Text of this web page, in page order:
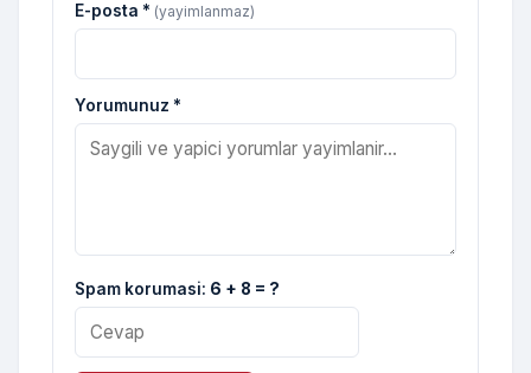
E-posta * (yayimlanmaz)
Yorumunuz *
Spam korumasi: 6 + 8 = ?